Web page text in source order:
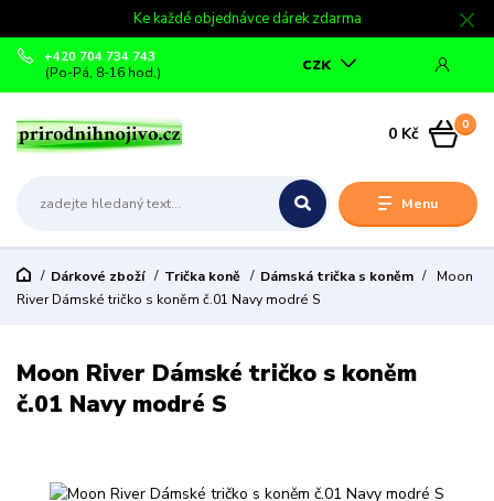
Ke každé objednávce dárek zdarma
Menu
CZK
+420 704 734 743
(Po-Pá, 8-16 hod.)
0
0 Kč
Dárkové zboží Trička koně Dámská trička s koněm
Moon
River Dámské tričko s koněm č.01 Navy modré S
Moon River Dámské tričko s koněm
č.01 Navy modré S